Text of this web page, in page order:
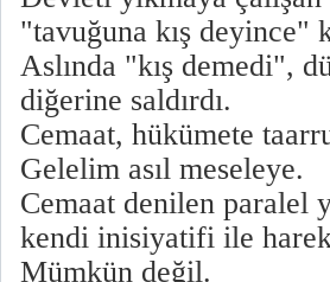
"tavuğuna kış deyince"
Aslında "kış demedi",
diğerine saldırdı.
Cemaat, hükümete
Gelelim asıl meseleye.
Cemaat denilen paralel
kendi inisiyatifi ile
Mümkün değil.